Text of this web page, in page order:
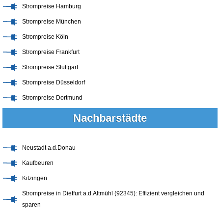
Strompreise Hamburg
Strompreise München
Strompreise Köln
Strompreise Frankfurt
Strompreise Stuttgart
Strompreise Düsseldorf
Strompreise Dortmund
Nachbarstädte
Neustadt a.d.Donau
Kaufbeuren
Kitzingen
Strompreise in Dietfurt a.d.Altmühl (92345): Effizient vergleichen und
sparen